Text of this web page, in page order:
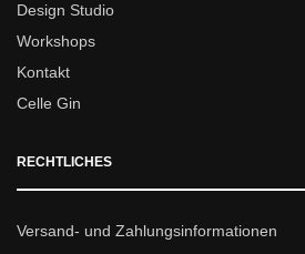
Design Studio
Workshops
Kontakt
Celle Gin
RECHTLICHES
Versand- und Zahlungsinformationen